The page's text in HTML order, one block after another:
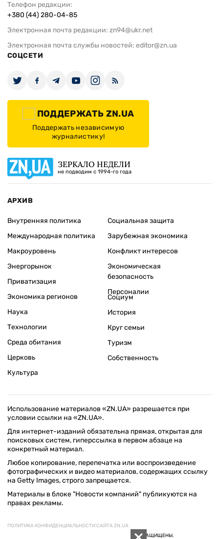
Телефон редакции:
+380 (44) 280-04-85
Электронная почта редакции: zn94@ukr.net
Электронная почта службы новостей: editor@zn.ua
СОЦСЕТИ
ПОДДЕРЖАТЬ ZN.UA
Поддержать независимую
журналистику!
ЗЕРКАЛО НЕДЕЛИ
не подводим с 1994-го года
АРХИВ
Внутренняя политика
Международная политика
Макроуровень
Энергорынок
Приватизация
Экономика регионов
Социальная защита
Зарубежная экономика
Конфликт интересов
Экономическая
безопасность
Персоналии
Наука
Технологии
Среда обитания
Церковь
Культура
Социум
История
Круг семьи
Туризм
Собственность
Использование материалов «ZN.UA» разрешается при
условии ссылки на «ZN.UA».
Для интернет-изданий обязательна прямая, открытая для
поисковых систем, гиперссылка в первом абзаце на
конкретный материал.
Любое копирование, перепечатка или воспроизведение
фотографических и видео материалов, содержащих ссылку
на Getty Images, строго запрещается.
Материалы в блоке "Новости компаний" публикуются на
правах рекламы.
ПОЛИТИКА КОНФИДЕНЦИАЛЬНОСТИ САЙТА ZN.UA
© 1994–2026 «ЗЕРКАЛО НЕДЕЛИ. УКРАИНА». ВСЕ ПРАВА ЗАЩИЩЕНЫ.